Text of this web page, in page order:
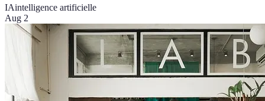
IAintelligence artificielle
Aug 2